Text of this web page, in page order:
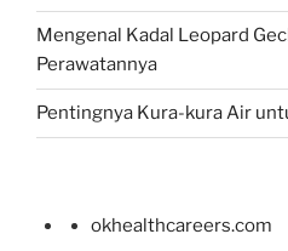
Mengenal Kadal Leopard
Perawatannya
Pentingnya Kura-kura Air
okhealthcareers.com